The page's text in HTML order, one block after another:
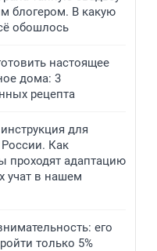
блогером. В какую
обошлось
настоящее
дома: 3
рецепта
для
Как
проходят адаптацию
учат в нашем
его
только 5%